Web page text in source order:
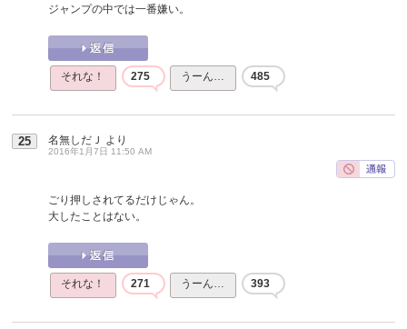
ジャンプの中では一番嫌い。
それな！ 275 うーん… 485
25 名無しだＪ より
2016年1月7日 11:50 AM
ごり押しされてるだけじゃん。
大したことはない。
それな！ 271 うーん… 393